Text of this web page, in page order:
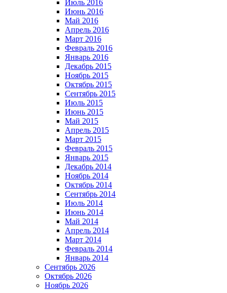
Июль 2016
Июнь 2016
Май 2016
Апрель 2016
Март 2016
Февраль 2016
Январь 2016
Декабрь 2015
Ноябрь 2015
Октябрь 2015
Сентябрь 2015
Июль 2015
Июнь 2015
Май 2015
Апрель 2015
Март 2015
Февраль 2015
Январь 2015
Декабрь 2014
Ноябрь 2014
Октябрь 2014
Сентябрь 2014
Июль 2014
Июнь 2014
Май 2014
Апрель 2014
Март 2014
Февраль 2014
Январь 2014
Сентябрь 2026
Октябрь 2026
Ноябрь 2026